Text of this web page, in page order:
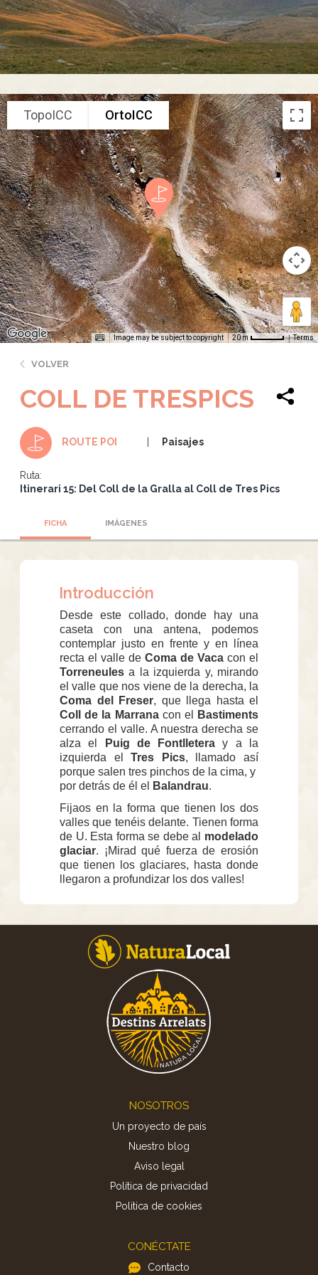
TopoICC OrtoICC
Image may be subject to copyright 20 m Terms
VOLVER
COLL DE TRESPICS
ROUTE POI Paisajes
Ruta:
Itinerari 15: Del Coll de la Gralla al Coll de Tres Pics
FICHA IMÁGENES
Introducción
Desde este collado, donde hay una
caseta con una antena, podemos
contemplar justo en frente y en línea
recta el valle de Coma de Vaca con el
Torreneules a la izquierda y, mirando
el valle que nos viene de la derecha, la
Coma del Freser, que llega hasta el
Coll de la Marranacon el
Bastiments
cerrando el valle. A nuestra derecha se
alza el
Puig de Fontlletera y a la
izquierda elTres Pics, llamado así
porque salen tres pinchos de la cima, y ​​
por detrás de él el
Balandrau.
Fijaos en la forma que tienen los dos
valles que tenéis delante. Tienen forma
de U. Esta forma se debe al modelado
glaciar. ¡Mirad qué fuerza de erosión
que tienen los glaciares, hasta donde
llegaron a profundizar los dos valles!
NOSOTROS
Un proyecto de país
Nuestro blog
Aviso legal
Política de privacidad
Politica de cookies
CONÉCTATE
Contacto